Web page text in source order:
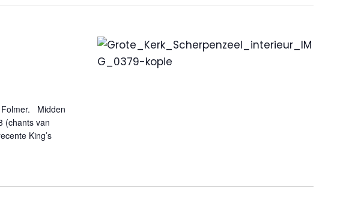
Folmer. Midden
(chants van
King’s